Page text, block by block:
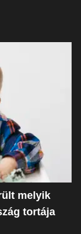
melyik
tortája